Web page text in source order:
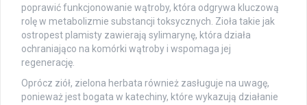
poprawić funkcjonowanie wątroby, która odgrywa kluczową
rolę w metabolizmie substancji toksycznych. Zioła takie jak
ostropest plamisty zawierają sylimarynę, która działa
ochraniająco na komórki wątroby i wspomaga jej
regenerację.
Oprócz ziół, zielona herbata również zasługuje na uwagę,
ponieważ jest bogata w katechiny, które wykazują działanie